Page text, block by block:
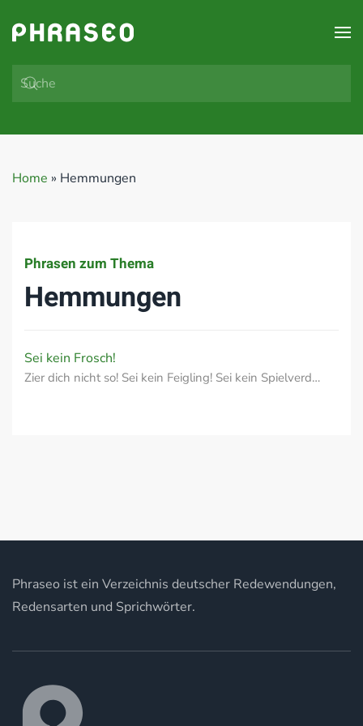
Zum Hauptinhalt springen
Home » Hemmungen
Phrasen zum Thema
Hemmungen
Sei kein Frosch!
Zier dich nicht so! Sei kein Feigling! Sei kein Spielverd…
Phraseo ist ein Verzeichnis deutscher Redewendungen,
Redensarten und Sprichwörter.